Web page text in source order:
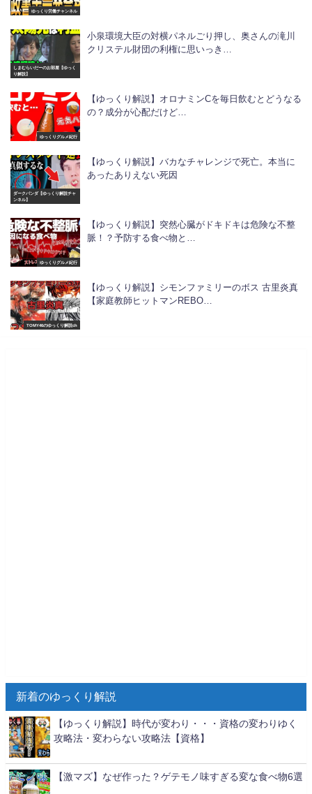
ゆっくり労働チャンネル
しまむらいだーのお部屋【ゆっく
り解説】
小泉環境大臣の対横パネルごり押し、奥さんの滝川
クリステル財団の利権に思いっき…
ゆっくりグルメ紀行
【ゆっくり解説】オロナミンCを毎日飲むとどうなる
の？成分が心配だけど…
ダークパンダ【ゆっくり解説チャ
ンネル】
【ゆっくり解説】バカなチャレンジで死亡。本当に
あったありえない死因
ゆっくりグルメ紀行
【ゆっくり解説】突然心臓がドキドキは危険な不整
脈！？予防する食べ物と…
TOMY46のゆっくり解説ch
【ゆっくり解説】シモンファミリーのボス 古里炎真
【家庭教師ヒットマンREBO…
新着のゆっくり解説
【ゆっくり解説】時代が変わり・・・資格の変わりゆく
攻略法・変わらない攻略法【資格】
【激マズ】なぜ作った？ゲテモノ味すぎる変な食べ物6選